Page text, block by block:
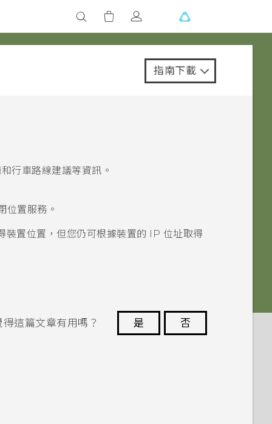
指南下載
行車路線建議等資訊。
位置服務。
置位置，但您仍可根據裝置的 IP 位址取得
得這篇文章有用嗎？ 是
否